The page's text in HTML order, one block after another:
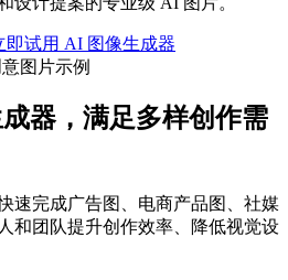
即试用 AI 图像生成器
器，满足多样创作需
速完成广告图、电商产品图、社媒
和团队提升创作效率、降低视觉设